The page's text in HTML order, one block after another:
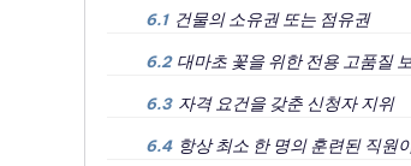
6.1 건물의 소유권 또는 점유권
6.2 대마초 꽃을 위한 전용 고품질
6.3 자격 요건을 갖춘 신청자 지위
6.4 항상 최소 한 명의 훈련된 직원